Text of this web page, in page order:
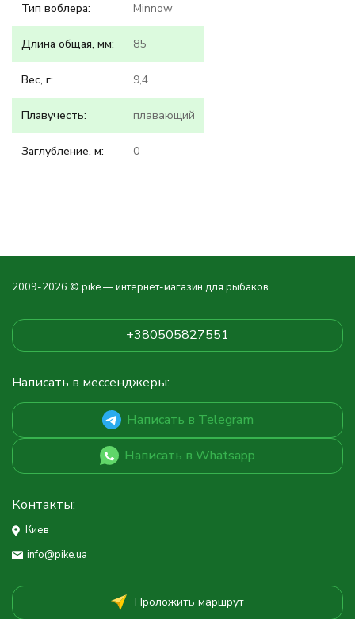
Тип воблера: Minnow
Длина общая, мм: 85
Вес, г: 9,4
Плавучесть: плавающий
Заглубление, м: 0
2009-2026 © pike — интернет-магазин для рыбаков
+380505827551
Написать в мессенджеры:
Написать в Telegram
Написать в Whatsapp
Контакты:
Киев
info@pike.ua
Проложить маршрут